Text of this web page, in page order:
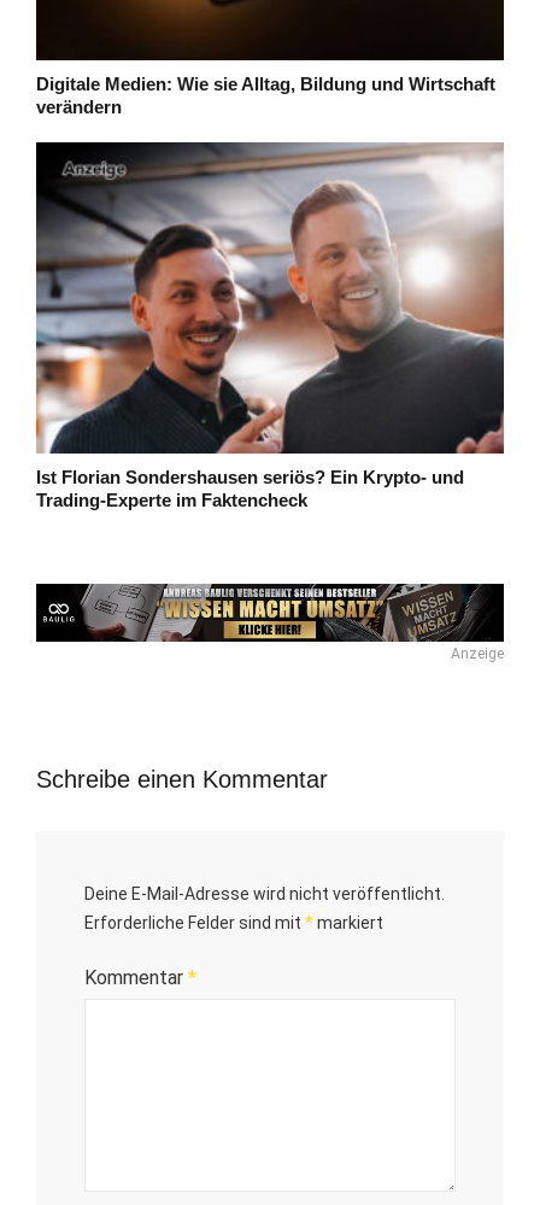
Digitale Medien: Wie sie Alltag, Bildung und Wirtschaft
verändern
Ist Florian Sondershausen seriös? Ein Krypto- und
Trading-Experte im Faktencheck
Anzeige
Schreibe einen Kommentar
Deine E-Mail-Adresse wird nicht veröffentlicht.
Erforderliche Felder sind mit *markiert
Kommentar *